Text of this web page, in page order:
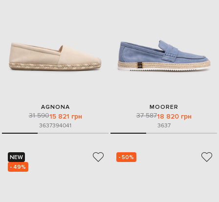
AGNONA
31 59015 821 грн
3637394041
MOORER
37 58718 820 грн
3637
NEW
- 49%
- 50%